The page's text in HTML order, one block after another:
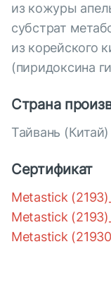
из кожуры
субстрат
из корейского
(пиридоксина
Страна
Тайвань (Китай)
Сертификат
Metastick
Metastick
Metastick